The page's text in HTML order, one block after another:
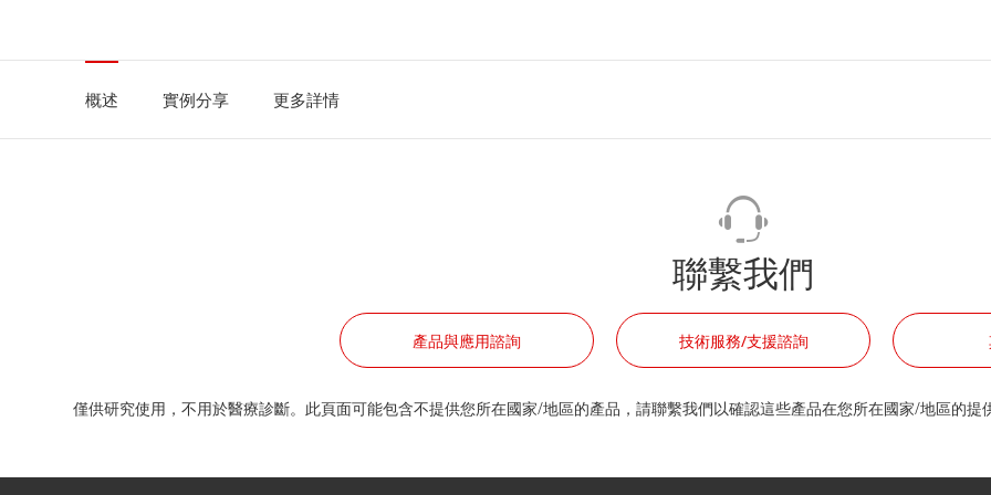
概述 實例分享 更多詳情
聯繫我們
產品與應用諮詢 技術服務/支援諮詢
僅供研究使用，不用於醫療診斷。此頁面可能包含不提供您所在國家/地區的產品，請聯繫我們以確認這些產品在您所在國家/地區的提